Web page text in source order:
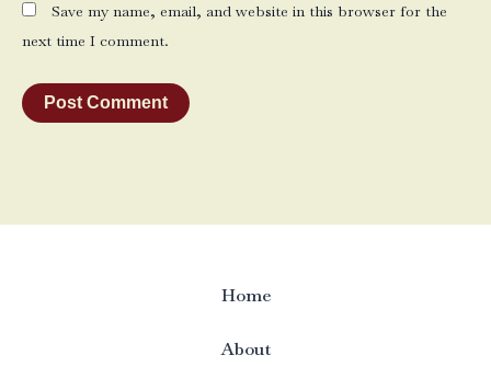
Save my name, email, and website in this browser for the
next time I comment.
Home
About